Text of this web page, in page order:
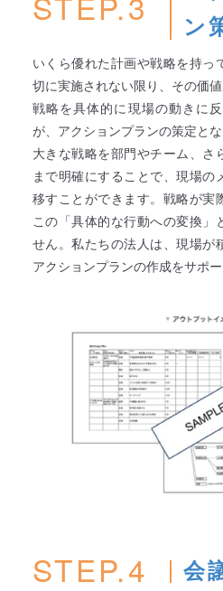
ン
いくら優れた計画や戦略を持っ
切に実施されない限り、その価値
戦略を具体的に現場の動きに
が、アクションプランの策定とな
大きな戦略を部門やチーム、さ
まで明確にすることで、現場の
移すことができます。戦略が実
この「具体的な行動への変換」
せん。私たちの法人は、現場が
アクションプランの作成をサポ
STEP.4 会